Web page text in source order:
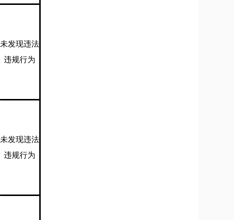
未发现违法
违规行为
未发现违法
违规行为